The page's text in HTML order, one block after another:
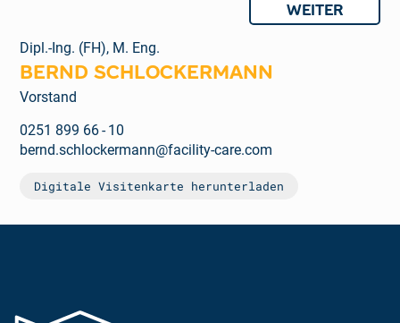
WEITER
Dipl.-Ing. (FH), M. Eng.
BERND SCHLOCKERMANN
Vorstand
0251 899 66 - 10
bernd.schlockermann@facility-care.com
Digitale Visitenkarte herunterladen